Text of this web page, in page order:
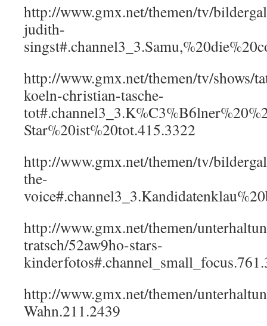
http://www.gmx.net/themen/tv/
judith-
http://www.gmx.net/themen/tv/shows/
koeln-christian-tasche-
Star%20ist%20tot.415.3322
http://www.gmx.net/themen/tv/
the-
http://www.gmx.net/themen/
tratsch/52aw9ho-stars-
http://www.gmx.net/themen/
Wahn.211.2439